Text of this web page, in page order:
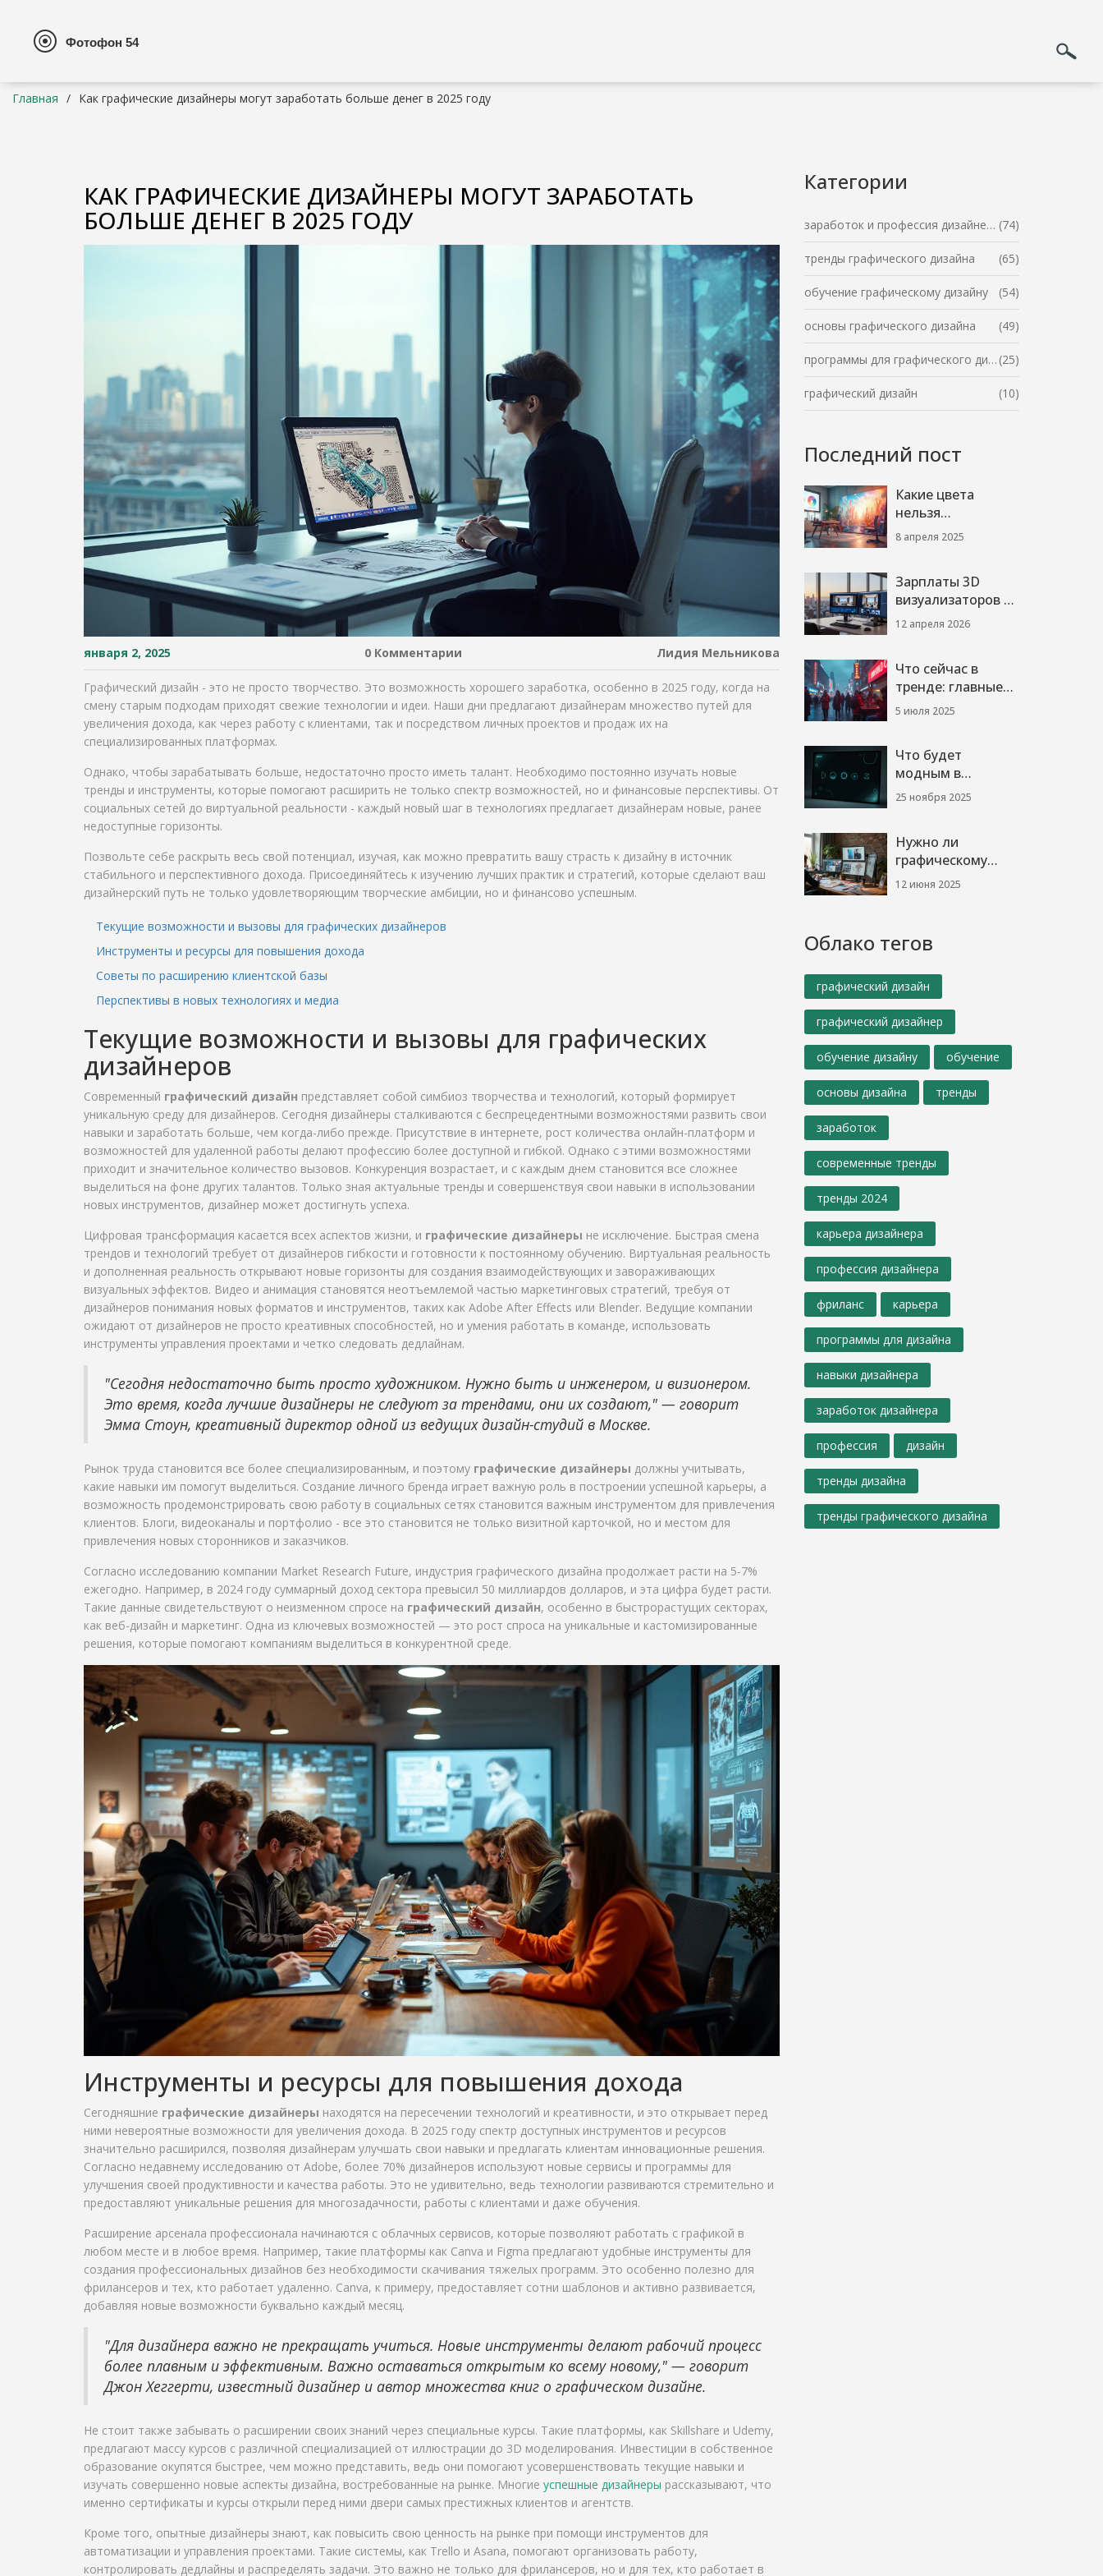
Главная Как графические дизайнеры могут заработать больше денег в 2025 году
КАК ГРАФИЧЕСКИЕ ДИЗАЙНЕРЫ МОГУТ ЗАРАБОТАТЬ
БОЛЬШЕ ДЕНЕГ В 2025 ГОДУ
января 2, 2025 0 Комментарии Лидия Мельникова
Графический дизайн - это не просто творчество. Это возможность хорошего заработка, особенно в 2025 году, когда на
смену старым подходам приходят свежие технологии и идеи. Наши дни предлагают дизайнерам множество путей для
увеличения дохода, как через работу с клиентами, так и посредством личных проектов и продаж их на
специализированных платформах.
Однако, чтобы зарабатывать больше, недостаточно просто иметь талант. Необходимо постоянно изучать новые
тренды и инструменты, которые помогают расширить не только спектр возможностей, но и финансовые перспективы. От
социальных сетей до виртуальной реальности - каждый новый шаг в технологиях предлагает дизайнерам новые, ранее
недоступные горизонты.
Позвольте себе раскрыть весь свой потенциал, изучая, как можно превратить вашу страсть к дизайну в источник
стабильного и перспективного дохода. Присоединяйтесь к изучению лучших практик и стратегий, которые сделают ваш
дизайнерский путь не только удовлетворяющим творческие амбиции, но и финансово успешным.
Текущие возможности и вызовы для графических дизайнеров
Инструменты и ресурсы для повышения дохода
Советы по расширению клиентской базы
Перспективы в новых технологиях и медиа
Текущие возможности и вызовы для графических
дизайнеров
Современный графический дизайн представляет собой симбиоз творчества и технологий, который формирует
уникальную среду для дизайнеров. Сегодня дизайнеры сталкиваются с беспрецедентными возможностями развить свои
навыки и заработать больше, чем когда-либо прежде. Присутствие в интернете, рост количества онлайн-платформ и
возможностей для удаленной работы делают профессию более доступной и гибкой. Однако с этими возможностями
приходит и значительное количество вызовов. Конкуренция возрастает, и с каждым днем становится все сложнее
выделиться на фоне других талантов. Только зная актуальные тренды и совершенствуя свои навыки в использовании
новых инструментов, дизайнер может достигнуть успеха.
Цифровая трансформация касается всех аспектов жизни, и графические дизайнеры не исключение. Быстрая смена
трендов и технологий требует от дизайнеров гибкости и готовности к постоянному обучению. Виртуальная реальность
и дополненная реальность открывают новые горизонты для создания взаимодействующих и завораживающих
визуальных эффектов. Видео и анимация становятся неотъемлемой частью маркетинговых стратегий, требуя от
дизайнеров понимания новых форматов и инструментов, таких как Adobe After Effects или Blender. Ведущие компании
ожидают от дизайнеров не просто креативных способностей, но и умения работать в команде, использовать
инструменты управления проектами и четко следовать дедлайнам.
"Сегодня недостаточно быть просто художником. Нужно быть и инженером, и визионером.
Это время, когда лучшие дизайнеры не следуют за трендами, они их создают," — говорит
Эмма Стоун, креативный директор одной из ведущих дизайн-студий в Москве.
Рынок труда становится все более специализированным, и поэтому графические дизайнеры должны учитывать,
какие навыки им помогут выделиться. Создание личного бренда играет важную роль в построении успешной карьеры, а
возможность продемонстрировать свою работу в социальных сетях становится важным инструментом для привлечения
клиентов. Блоги, видеоканалы и портфолио - все это становится не только визитной карточкой, но и местом для
привлечения новых сторонников и заказчиков.
Согласно исследованию компании Market Research Future, индустрия графического дизайна продолжает расти на 5-7%
ежегодно. Например, в 2024 году суммарный доход сектора превысил 50 миллиардов долларов, и эта цифра будет расти.
Такие данные свидетельствуют о неизменном спросе на графический дизайн, особенно в быстрорастущих секторах,
как веб-дизайн и маркетинг. Одна из ключевых возможностей — это рост спроса на уникальные и кастомизированные
решения, которые помогают компаниям выделиться в конкурентной среде.
Инструменты и ресурсы для повышения дохода
Сегодняшние графические дизайнеры находятся на пересечении технологий и креативности, и это открывает перед
ними невероятные возможности для увеличения дохода. В 2025 году спектр доступных инструментов и ресурсов
значительно расширился, позволяя дизайнерам улучшать свои навыки и предлагать клиентам инновационные решения.
Согласно недавнему исследованию от Adobe, более 70% дизайнеров используют новые сервисы и программы для
улучшения своей продуктивности и качества работы. Это не удивительно, ведь технологии развиваются стремительно и
предоставляют уникальные решения для многозадачности, работы с клиентами и даже обучения.
Расширение арсенала профессионала начинаются с облачных сервисов, которые позволяют работать с графикой в
любом месте и в любое время. Например, такие платформы как Canva и Figma предлагают удобные инструменты для
создания профессиональных дизайнов без необходимости скачивания тяжелых программ. Это особенно полезно для
фрилансеров и тех, кто работает удаленно. Canva, к примеру, предоставляет сотни шаблонов и активно развивается,
добавляя новые возможности буквально каждый месяц.
"Для дизайнера важно не прекращать учиться. Новые инструменты делают рабочий процесс
более плавным и эффективным. Важно оставаться открытым ко всему новому," — говорит
Джон Хеггерти, известный дизайнер и автор множества книг о графическом дизайне.
Не стоит также забывать о расширении своих знаний через специальные курсы. Такие платформы, как Skillshare и Udemy,
предлагают массу курсов с различной специализацией от иллюстрации до 3D моделирования. Инвестиции в собственное
образование окупятся быстрее, чем можно представить, ведь они помогают усовершенствовать текущие навыки и
изучать совершенно новые аспекты дизайна, востребованные на рынке. Многие успешные дизайнеры рассказывают, что
именно сертификаты и курсы открыли перед ними двери самых престижных клиентов и агентств.
Кроме того, опытные дизайнеры знают, как повысить свою ценность на рынке при помощи инструментов для
автоматизации и управления проектами. Такие системы, как Trello и Asana, помогают организовать работу,
контролировать дедлайны и распределять задачи. Это важно не только для фрилансеров, но и для тех, кто работает в
Категории
заработок и профессия дизайнера (74)
тренды графического дизайна (65)
обучение графическому дизайну (54)
основы графического дизайна (49)
программы для графического дизайна (25)
графический дизайн (10)
Последний пост
Какие цвета
нельзя
использовать в
2024?
8 апреля 2025
Зарплаты 3D
визуализаторов в
США: сколько
платят в 2026 году
12 апреля 2026
Что сейчас в
тренде: главные
тенденции 2024
5 июля 2025
Что будет
модным в
графическом
дизайне в 2024
25 ноября 2025
Нужно ли
графическому
дизайнеру уметь
12 июня 2025
Облако тегов
графический дизайн
графический дизайнер
обучение дизайну обучение
основы дизайна тренды
заработок
современные тренды
тренды 2024
карьера дизайнера
профессия дизайнера
фриланс карьера
программы для дизайна
навыки дизайнера
заработок дизайнера
профессия дизайн
тренды дизайна
тренды графического дизайна